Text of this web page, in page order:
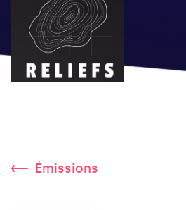
Émissions